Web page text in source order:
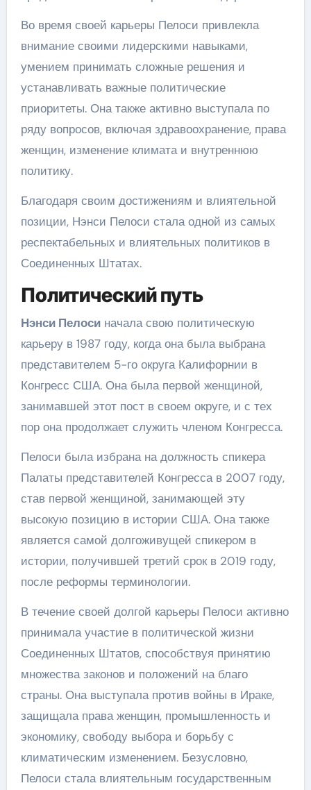
Во время своей карьеры Пелоси привлекла
внимание своими лидерскими навыками,
умением принимать сложные решения и
устанавливать важные политические
приоритеты. Она также активно выступала по
ряду вопросов, включая здравоохранение, права
женщин, изменение климата и внутреннюю
политику.
Благодаря своим достижениям и влиятельной
позиции, Нэнси Пелоси стала одной из самых
респектабельных и влиятельных политиков в
Соединенных Штатах.
Политический путь
Нэнси Пелосиначала свою политическую
карьеру в 1987 году, когда она была выбрана
представителем 5-го округа Калифорнии в
Конгресс США. Она была первой женщиной,
занимавшей этот пост в своем округе, и с тех
пор она продолжает служить членом Конгресса.
Пелоси была избрана на должность спикера
Палаты представителей Конгресса в 2007 году,
став первой женщиной, занимающей эту
высокую позицию в истории США. Она также
является самой долгоживущей спикером в
истории, получившей третий срок в 2019 году,
после реформы терминологии.
В течение своей долгой карьеры Пелоси активно
принимала участие в политической жизни
Соединенных Штатов, способствуя принятию
множества законов и положений на благо
страны. Она выступала против войны в Ираке,
защищала права женщин, промышленность и
экономику, свободу выбора и борьбу с
климатическим изменением. Безусловно,
Пелоси стала влиятельным государственным